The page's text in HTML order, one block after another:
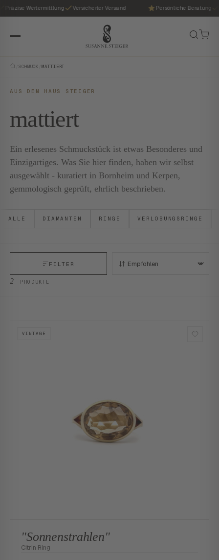
Präzise Wertermittlung Versicherter Versand Persönliche Beratung
SCHMUCK /MATTIERT
AUS DEM HAUS STEIGER
mattiert
Ein erlesenes Schmuckstück ist etwas Besonderes und
Einzigartiges. Was Sie hier finden, haben wir selbst
ausgewählt - kuratiert in Bornheim und Kerpen,
gemmologisch geprüft, ehrlich beschrieben.
ALLE DIAMANTEN RINGE VERLOBUNGSRINGE
2 PRODUKTE
FILTER SORTIEREN:
VINTAGE
"Sonnenstrahlen"
Citrin Ring